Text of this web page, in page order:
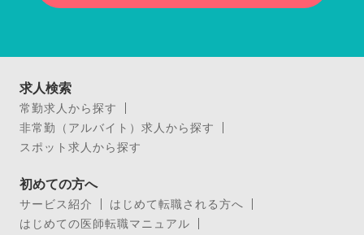
求人検索
常勤求人から探す
非常勤（アルバイト）求人から探す
スポット求人から探す
初めての方へ
サービス紹介
はじめて転職される方へ
はじめての医師転職マニュアル